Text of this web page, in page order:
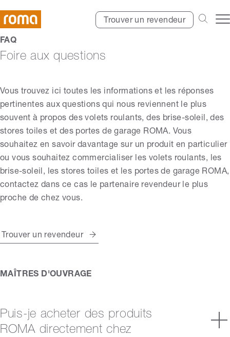
Trouver un revendeur
FAQ
Foire aux questions
Vous trouvez ici toutes les informations et les réponses
pertinentes aux questions qui nous reviennent le plus
souvent à propos des volets roulants, des brise-soleil, des
stores toiles et des portes de garage ROMA. Vous
souhaitez en savoir davantage sur un produit en particulier
ou vous souhaitez commercialiser les volets roulants, les
brise-soleil, les stores toiles et les portes de garage ROMA,
contactez dans ce cas le partenaire revendeur le plus
proche de chez vous.
Trouver un revendeur
MAÎTRES D'OUVRAGE
Puis-je acheter des produits
ROMA directement chez